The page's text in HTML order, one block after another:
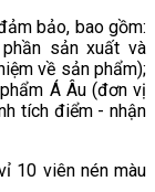
bảo, bao gồm:
sản xuất và
về sản phẩm);
Á Âu (đơn vị
tích điểm - nhận
10 viên nén màu